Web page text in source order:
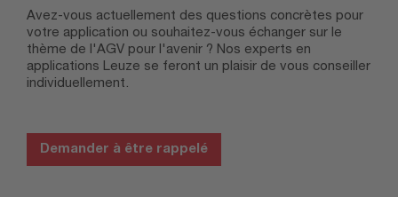
Avez-vous actuellement des questions concrètes pour
votre application ou souhaitez-vous échanger sur le
thème de l'AGV pour l'avenir ? Nos experts en
applications Leuze se feront un plaisir de vous conseiller
individuellement.
Demander à être rappelé